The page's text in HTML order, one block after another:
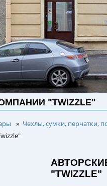
"TWIZZLE"
» Чехлы, сумки, перчатки,
"TWIZZLE"